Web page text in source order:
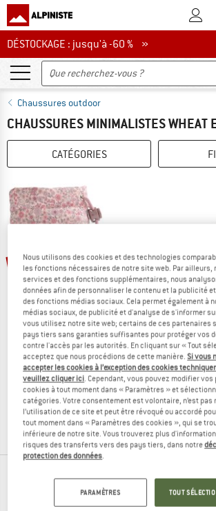
Vers
DÉSTOCKAGE : jusqu'à -60 %
DÉSTOCKAGE : jusqu'à -60 % »
Chaussures outdoor
CHAUSSURES MINIMALISTES WHEAT
CATÉGORIES
-55 %
WHEAT
Kid's Zerro
Bottes en caoutchouc
54,95 € 24,73 €
(0)
-60 %
Kid's
39,95
PRODUITS PHARES DE TES
PRÉFÉRÉES
Nous utilisons des cookies et des technologies
les fonctions nécessaires de notre site web. Par ailleurs,
services et des fonctions supplémentaires, nous
données afin de personnaliser le contenu et la publicité
des fonctions médias sociaux. Cela permet également à
médias sociaux, de publicité et d'analyse de s'informer
vous utilisez notre site web; certains de ces partenaires
pays tiers sans garanties suffisantes pour protéger vos
contre l'accès par les autorités. En cliquant sur « Tout
acceptez que nous procédions de cette manière.Si vous
accepter les cookies à l’exception des cookies
veuillez cliquer ici. Cependant, vous pouvez modifier
cookies à tout moment dans « Paramètres » et
catégories. Votre consentement est volontaire, n’est pas
l’utilisation de ce site et peut être révoqué ou accordé
tout moment dans « Paramètres des cookies », qui se
inférieure de notre site. Vous trouverez plus
risques des transferts vers des pays tiers, dans notre
protection des données.
PARAMÈTRES TOUT